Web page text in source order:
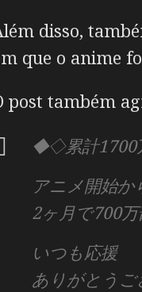
disso,
que o anime
post também
◆◇累計
アニメ開始か
2ヶ月で700万
いつも応援
ありがとう